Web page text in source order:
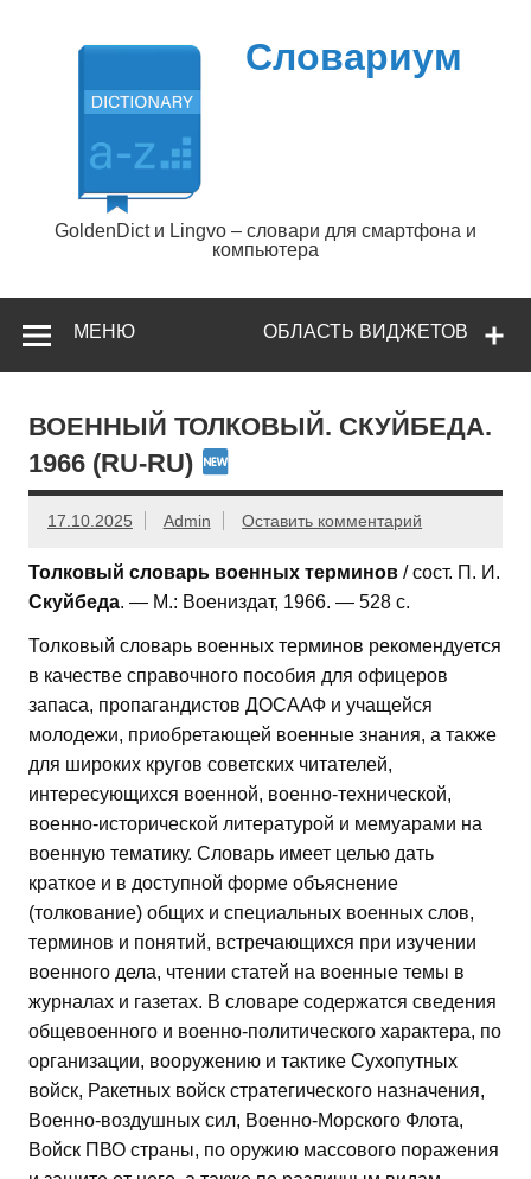
содержимому
Словариум
GoldenDict и Lingvo – словари для смартфона и
компьютера
ОБЛАСТЬ ВИДЖЕТОВ
МЕНЮ
ВОЕННЫЙ ТОЛКОВЫЙ. СКУЙБЕДА.
1966 (RU-RU)
17.10.2025 Admin Оставить комментарий
Толковый словарь военных терминов / сост. П. И.
Скуйбеда. — М.: Воениздат, 1966. — 528 с.
Толковый словарь военных терминов рекомендуется
в качестве справочного пособия для офицеров
запаса, пропагандистов ДОСААФ и учащейся
молодежи, приобретающей военные знания, а также
для широких кругов советских читателей,
интересующихся военной, военно-технической,
военно-исторической литературой и мемуарами на
военную тематику. Словарь имеет целью дать
краткое и в доступной форме объяснение
(толкование) общих и специальных военных слов,
терминов и понятий, встречающихся при изучении
военного дела, чтении статей на военные темы в
журналах и газетах. В словаре содержатся сведения
общевоенного и военно-политического характера, по
организации, вооружению и тактике Сухопутных
войск, Ракетных войск стратегического назначения,
Военно-воздушных сил, Военно-Морского Флота,
Войск ПВО страны, по оружию массового поражения